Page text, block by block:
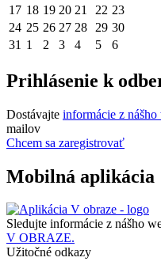
17 18 19 20 21 22 23
24 25 26 27 28 29 30
31 1 2 3 4 5 6
Prihlásenie k
Dostávajte informácie z nášho
mailov
Chcem sa zaregistrovať
Mobilná aplikácia
Sledujte informácie z nášho
V OBRAZE.
Užitočné odkazy